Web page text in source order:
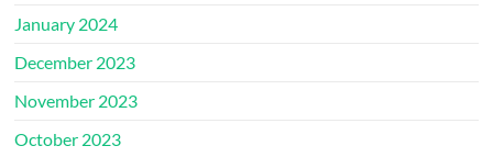
January 2024
December 2023
November 2023
October 2023